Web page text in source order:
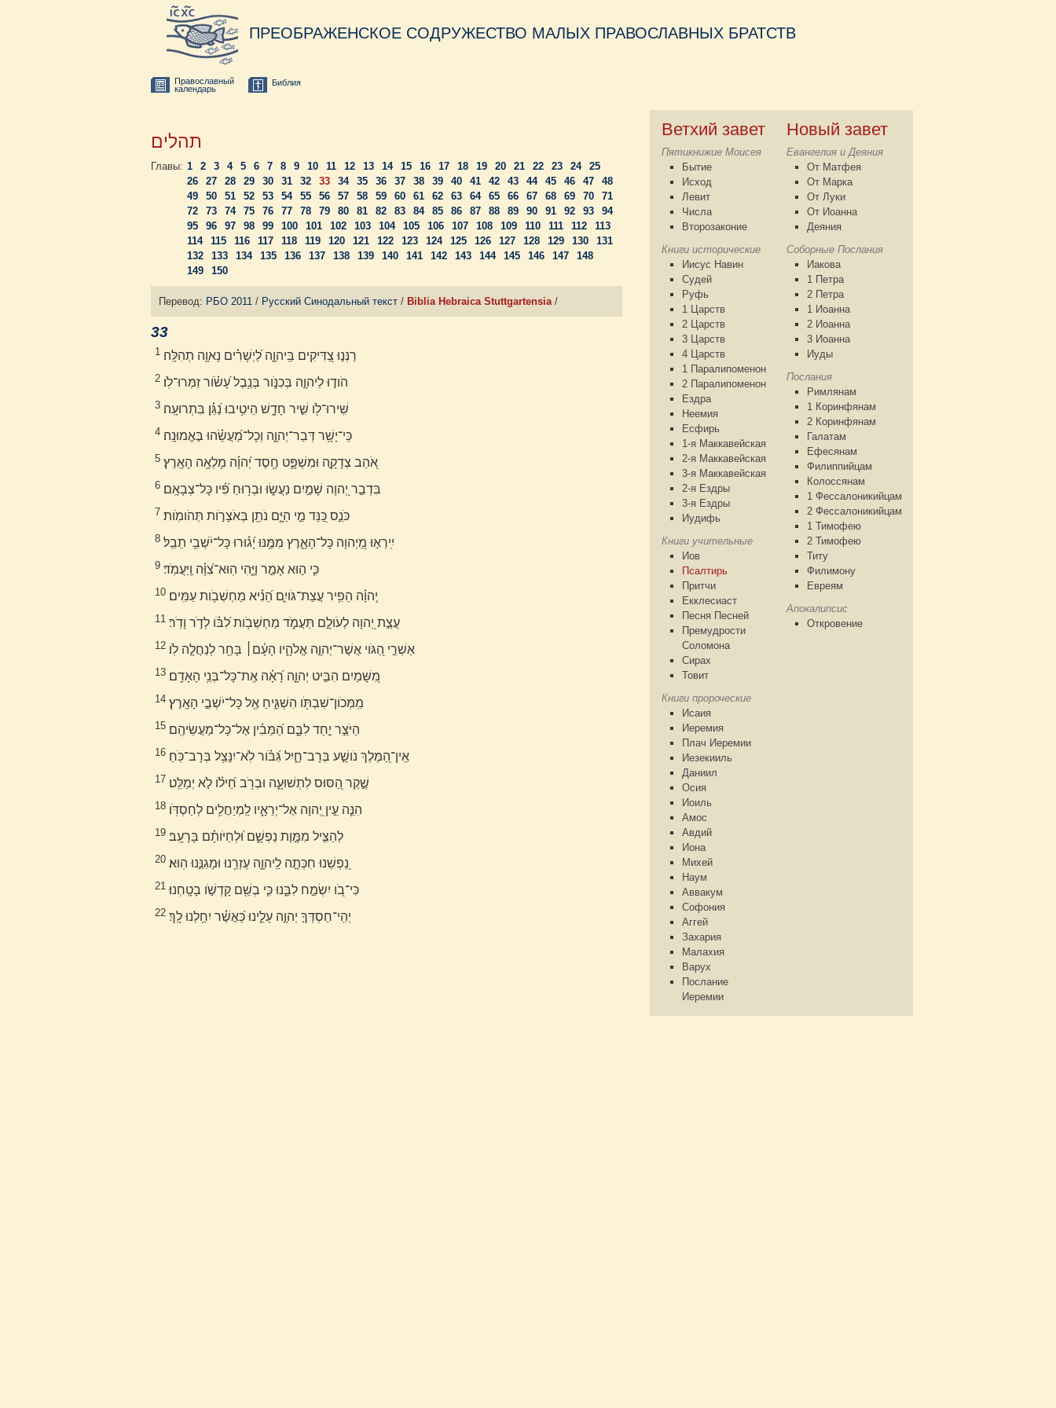
ПРЕОБРАЖЕНСКОЕ СОДРУЖЕСТВО МАЛЫХ ПРАВОСЛАВНЫХ БРАТСТВ
Православный
календарь
Библия
תהלים
Главы: 1 2 3 4 5 6 7 8 9 10 11 12 13 14 15 16 17 18 19 20 21 22 23 24
25
26
27 28 29 30 31 32 33 34 35 36 37 38 39 40 41 42 43 44 45 46 47
48
49
50 51 52 53 54 55 56 57 58 59 60 61 62 63 64 65 66 67 68 69 70
71
72
73 74 75 76 77 78 79 80 81 82 83 84 85 86 87 88 89 90 91 92 93
94
95
96 97 98 99 100 101 102 103 104 105 106 107 108 109 110 111 112
113
114
115 116 117 118 119 120 121 122 123 124 125 126 127 128 129 130
131
132
133 134 135 136 137 138 139 140 141 142 143 144 145 146 147
148
149
150
Перевод: РБО 2011 / Русский Синодальный текст / Biblia Hebraica Stuttgartensia /
33
1 רַנְּנ֣וּ צַ֭דִּיקִים בַּֽיהוָ֑ה לַ֝יְשָׁרִ֗ים נָאוָ֥ה תְהִלָּֽה׃
2 הֹוד֣וּ לַיהוָ֣ה בְּכִנֹּ֑ור בְּנֵ֥בֶל עָ֝שֹׂ֗ור זַמְּרוּ־לֹֽו׃
3 שִֽׁירוּ־לֹ֖ו שִׁ֣יר חָדָ֑שׁ הֵיטִ֥יבוּ נַ֝גֵּ֗ן בִּתְרוּעָֽה׃
4 כִּֽי־יָשָׁ֥ר דְּבַר־יְהוָ֑ה וְכָל־מַ֝עֲשֵׂ֗הוּ בֶּאֱמוּנָֽה׃
5 אֹ֭הֵב צְדָקָ֣ה וּמִשְׁפָּ֑ט חֶ֥סֶד יְ֝הוָ֗ה מָלְאָ֥ה הָאָֽרֶץ׃
6 בִּדְבַ֣ר יְ֭הוָה שָׁמַ֣יִם נַעֲשׂ֑וּ וּבְר֥וּחַ פִּ֝֗יו כָּל־צְבָאָֽם׃
7 כֹּנֵ֣ס כַּ֭נֵּד מֵ֣י הַיָּ֑ם נֹתֵ֖ן בְּאֹצָרֹ֣ות תְּהֹומֹֽות׃
8 יִֽירְא֣וּ מֵ֭יְהוָה כָּל־הָאָ֑רֶץ מִמֶּ֥נּוּ יָ֝ג֗וּרוּ כָּל־יֹשְׁבֵ֥י תֵבֵֽל׃
9 כִּ֤י ה֣וּא אָמַ֣ר וַיֶּ֑הִי הֽוּא־צִ֝וָּ֗ה וַֽיַּעֲמֹֽד׃
10 יְֽהוָ֗ה הֵפִ֥יר עֲצַת־גֹּויִ֑ם הֵ֝נִ֗יא מַחְשְׁבֹ֥ות עַמִּֽים׃
11 עֲצַ֣ת יְ֭הוָה לְעֹולָ֣ם תַּעֲמֹ֑ד מַחְשְׁבֹ֥ות לִ֝בֹּ֗ו לְדֹ֣ר וָדֹֽר׃
12 אַשְׁרֵ֣י הַ֭גֹּוי אֲשֶׁר־יְהוָ֣ה אֱלֹהָ֑יו הָעָ֓ם׀ בָּחַ֖ר לְנַחֲלָ֣ה לֹֽו׃
13 מִ֭שָּׁמַיִם הִבִּ֣יט יְהוָ֑ה רָ֝אָ֗ה אֶֽת־כָּל־בְּנֵ֥י הָאָדָֽם׃
14 מִֽמְּכֹון־שִׁבְתֹּ֥ו הִשְׁגִּ֑יחַ אֶ֖ל כָּל־יֹשְׁבֵ֣י הָאָֽרֶץ׃
15 הַיֹּצֵ֣ר יַ֣חַד לִבָּ֑ם הַ֝מֵּבִ֗ין אֶל־כָּל־מַעֲשֵׂיהֶֽם׃
16 אֵֽין־הַ֭מֶּלֶךְ נֹושָׁ֣ע בְּרָב־חָ֑יִל גִּ֝בֹּ֗ור לֹֽא־יִנָּצֵ֥ל בְּרָב־כֹּֽחַ׃
17 שֶׁ֣קֶר הַ֭סּוּס לִתְשׁוּעָ֑ה וּבְרֹ֥ב חֵ֝ילֹ֗ו לֹ֣א יְמַלֵּֽט׃
18 הִנֵּ֤ה עֵ֣ין יְ֭הוָה אֶל־יְרֵאָ֑יו לַֽמְיַחֲלִ֥ים לְחַסְדֹּֽו׃
19 לְהַצִּ֣יל מִמָּ֣וֶת נַפְשָׁ֑ם וּ֝לְחַיֹּותָ֗ם בָּרָעָֽב׃
20 נַ֭פְשֵׁנוּ חִכְּתָ֣ה לַֽיהוָ֑ה עֶזְרֵ֖נוּ וּמָגִנֵּ֣נוּ הֽוּא׃
21 כִּי־בֹ֭ו יִשְׂמַ֣ח לִבֵּ֑נוּ כִּ֤י בְשֵׁ֖ם קָדְשֹׁ֣ו בָטָֽחְנוּ׃
22 יְהִֽי־חַסְדְּךָ֣ יְהוָ֣ה עָלֵ֑ינוּ כַּ֝אֲשֶׁ֗ר יִחַ֥לְנוּ לָֽךְ׃
Ветхий завет
Пятикнижие Моисея
Бытие
Исход
Левит
Числа
Второзаконие
Книги исторические
Иисус Навин
Судей
Руфь
1 Царств
2 Царств
3 Царств
4 Царств
1 Паралипоменон
2 Паралипоменон
Ездра
Неемия
Есфирь
1-я Маккавейская
2-я Маккавейская
3-я Маккавейская
2-я Ездры
3-я Ездры
Иудифь
Книги учительные
Иов
Псалтирь
Притчи
Екклесиаст
Песня Песней
Премудрости
Соломона
Сирах
Товит
Книги пророческие
Исаия
Иеремия
Плач Иеремии
Иезекииль
Даниил
Осия
Иоиль
Амос
Авдий
Иона
Михей
Наум
Аввакум
Софония
Аггей
Захария
Малахия
Варух
Послание
Иеремии
Новый завет
Евангелия и Деяния
От Матфея
От Марка
От Луки
От Иоанна
Деяния
Соборные Послания
Иакова
1 Петра
2 Петра
1 Иоанна
2 Иоанна
3 Иоанна
Иуды
Послания
Римлянам
1 Коринфянам
2 Коринфянам
Галатам
Ефесянам
Филиппийцам
Колоссянам
1 Фессалоникийцам
2 Фессалоникийцам
1 Тимофею
2 Тимофею
Титу
Филимону
Евреям
Апокалипсис
Откровение